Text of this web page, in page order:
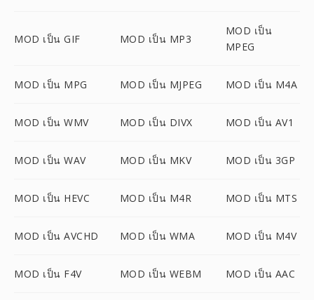
MOD เป็น GIF MOD เป็น MP3
MOD เป็น
MPEG
MOD เป็น MPG MOD เป็น MJPEG MOD เป็น M4A
MOD เป็น WMV MOD เป็น DIVX MOD เป็น AV1
MOD เป็น WAV MOD เป็น MKV MOD เป็น 3GP
MOD เป็น HEVC MOD เป็น M4R MOD เป็น MTS
MOD เป็น AVCHD MOD เป็น WMA MOD เป็น M4V
MOD เป็น F4V MOD เป็น WEBM MOD เป็น AAC